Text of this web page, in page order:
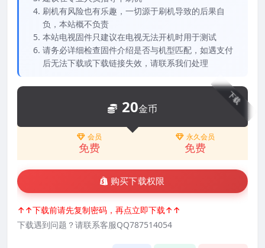
刷机有风险也有乐趣，一切源于刷机导致的后果自
负，本站概不负责
本站电视固件只建议在电视无法开机时用于测试
请务必详细检查固件介绍是否与机型匹配，如遇支付
后无法下载或下载链接失效，请联系我们处理
下载
20金币
会员
免费
永久会员
免费
购买下载权限
↑↑下载前请先复制密码，再点立即下载↑↑
下载遇到问题？请联系客服QQ787514054